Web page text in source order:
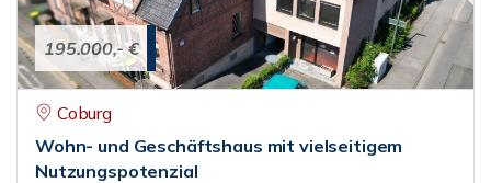
195.000,- €
Coburg
Wohn- und Geschäftshaus mit vielseitigem
Nutzungspotenzial